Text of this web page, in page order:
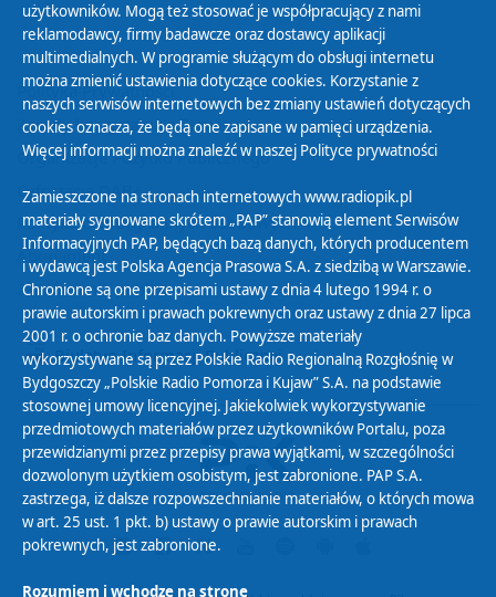
Polityka Prywatności
Zasady korzystania z Serwisu
Organizacje Pożytku Publicznego
Cyfryzacja DAB+
Polityka ochrony danych osobowych
Abonament
Zamówienia publiczne
Biuletyn Informacji Publicznej
użytkowników. Mogą też stosować je współpracujący z nami
reklamodawcy, firmy badawcze oraz dostawcy aplikacji
multimedialnych. W programie służącym do obsługi internetu
można zmienić ustawienia dotyczące cookies. Korzystanie z
naszych serwisów internetowych bez zmiany ustawień dotyczących
cookies oznacza, że będą one zapisane w pamięci urządzenia.
Więcej informacji można znaleźć w naszej Polityce prywatności
Zamieszczone na stronach internetowych www.radiopik.pl
materiały sygnowane skrótem „PAP” stanowią element Serwisów
Informacyjnych PAP, będących bazą danych, których producentem
i wydawcą jest Polska Agencja Prasowa S.A. z siedzibą w Warszawie.
Chronione są one przepisami ustawy z dnia 4 lutego 1994 r. o
prawie autorskim i prawach pokrewnych oraz ustawy z dnia 27 lipca
2001 r. o ochronie baz danych. Powyższe materiały
wykorzystywane są przez Polskie Radio Regionalną Rozgłośnię w
Bydgoszczy „Polskie Radio Pomorza i Kujaw” S.A. na podstawie
stosownej umowy licencyjnej. Jakiekolwiek wykorzystywanie
przedmiotowych materiałów przez użytkowników Portalu, poza
przewidzianymi przez przepisy prawa wyjątkami, w szczególności
dozwolonym użytkiem osobistym, jest zabronione. PAP S.A.
zastrzega, iż dalsze rozpowszechnianie materiałów, o których mowa
w art. 25 ust. 1 pkt. b) ustawy o prawie autorskim i prawach
pokrewnych, jest zabronione.
Rozumiem i wchodzę na stronę